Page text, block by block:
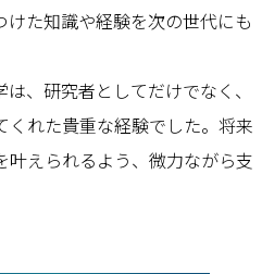
た知識や経験を次の世代にも
、研究者としてだけでなく、
くれた貴重な経験でした。将来
えられるよう、微力ながら支